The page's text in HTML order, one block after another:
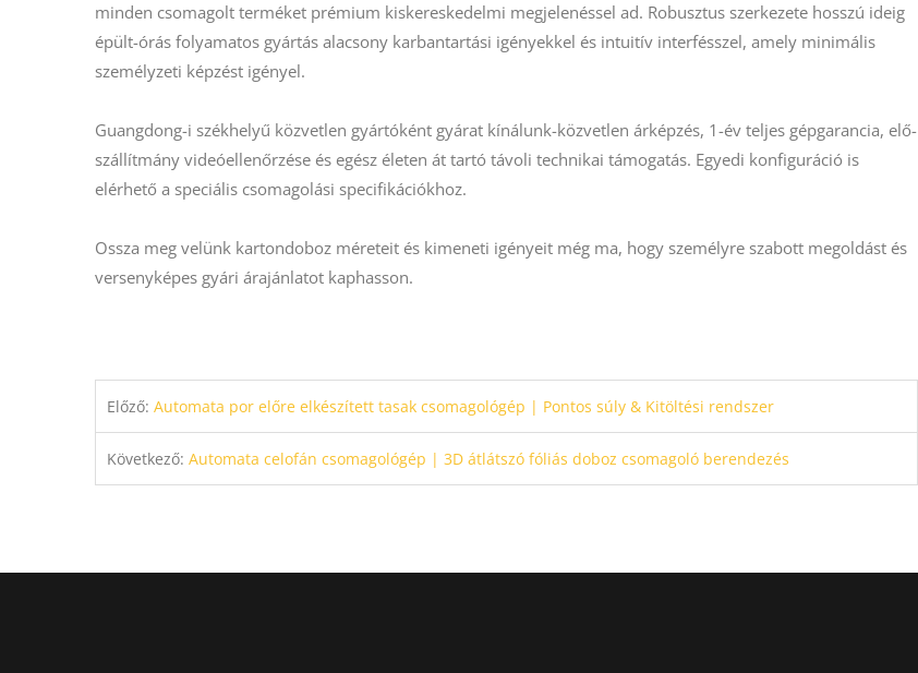
minden csomagolt terméket prémium kiskereskedelmi megjelenéssel ad. Robusztus szerkezete hosszú ideig
épült-órás folyamatos gyártás alacsony karbantartási igényekkel és intuitív interfésszel, amely minimális
személyzeti képzést igényel.
Guangdong-i székhelyű közvetlen gyártóként gyárat kínálunk-közvetlen árképzés, 1-év teljes gépgarancia, elő-
szállítmány videóellenőrzése és egész életen át tartó távoli technikai támogatás. Egyedi konfiguráció is
elérhető a speciális csomagolási specifikációkhoz.
Ossza meg velünk kartondoboz méreteit és kimeneti igényeit még ma, hogy személyre szabott megoldást és
versenyképes gyári árajánlatot kaphasson.
Előző: Automata por előre elkészített tasak csomagológép | Pontos súly & Kitöltési rendszer
Következő: Automata celofán csomagológép | 3D átlátszó fóliás doboz csomagoló berendezés